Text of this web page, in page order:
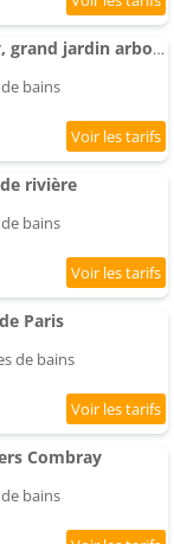
Au chalet d'Illiers Combray, grand jardin arboré
bains
rivière
bains
Paris
de bains
Combray
bains